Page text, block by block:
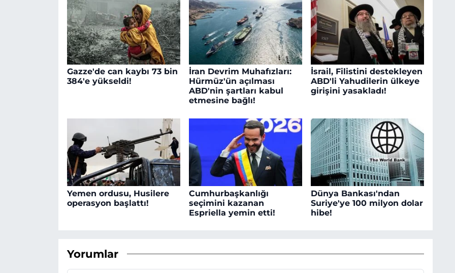
Gazze'de can kaybı 73 bin
384'e yükseldi!
İran Devrim Muhafızları:
Hürmüz'ün açılması
ABD'nin şartları kabul
etmesine bağlı!
İsrail, Filistini destekleyen
ABD'li Yahudilerin ülkeye
girişini yasakladı!
Yemen ordusu, Husilere
operasyon başlattı!
Cumhurbaşkanlığı
seçimini kazanan
Espriella yemin etti!
Dünya Bankası'ndan
Suriye'ye 100 milyon dolar
hibe!
Yorumlar